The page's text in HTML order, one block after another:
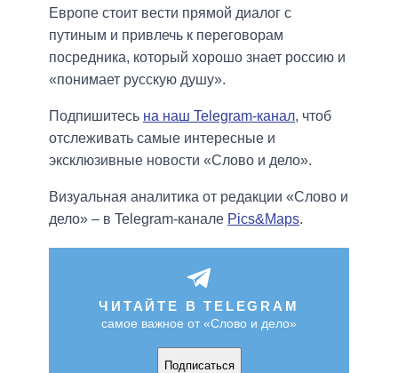
Европе стоит вести прямой диалог с
путиным и привлечь к переговорам
посредника, который хорошо знает россию и
«понимает русскую душу».
Подпишитесь на наш Telegram-канал, чтоб
отслеживать самые интересные и
эксклюзивные новости «Слово и дело».
Визуальная аналитика от редакции «Слово и
дело» – в Telegram-канале Pics&Maps.
ЧИТАЙТЕ В TELEGRAM
самое важное от «Слово и дело»
Подписаться